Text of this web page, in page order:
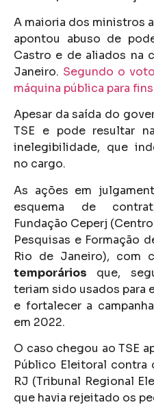
A maioria dos ministros
apontou abuso de
Castro e de aliados na
Janeiro. Segundo o
máquina pública para
Apesar da saída do
TSE e pode resultar
inelegibilidade, que
no cargo.
As ações em
esquema de
Fundação Ceperj
Pesquisas e Formação
Rio de Janeiro), com
temporários que,
teriam sido usados para
e fortalecer a
em 2022.
O caso chegou ao TSE
Público Eleitoral contra
RJ (Tribunal Regional
que havia rejeitado os